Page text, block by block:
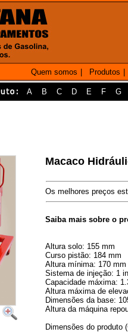
Quem somos Produtos
A B C D E F G
Macaco
Os melhores preços
Saiba mais sobre o
Altura solo: 155 mm
Curso pistão: 184 mm
Altura mínima: 170 mm
Sistema de injeção: 1
Capacidade máxima:
Altura máxima de
Dimensões da base:
Altura da máquina
Dimensões do produto